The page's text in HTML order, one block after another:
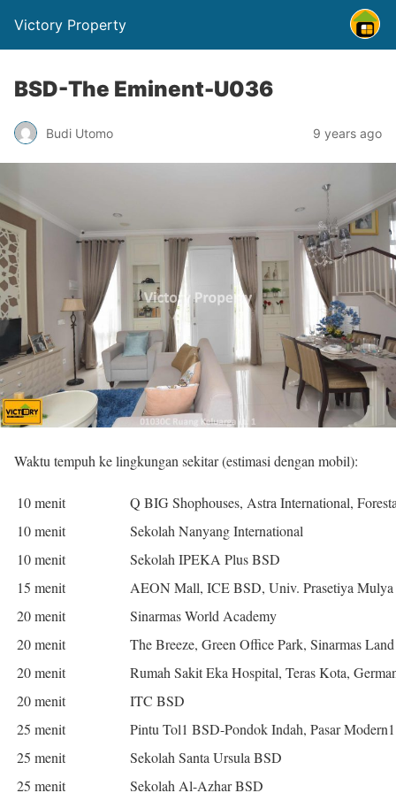
Victory Property
BSD-The Eminent-U036
Budi Utomo 9 years ago
Waktu tempuh ke lingkungan sekitar (estimasi dengan mobil):
10 menit
Q BIG Shophouses, Astra International,
10 menit
Sekolah Nanyang International
10 menit
Sekolah IPEKA Plus BSD
15 menit
AEON Mall, ICE BSD, Univ. Prasetiya Mulya
20 menit
Sinarmas World Academy
20 menit
The Breeze, Green Office Park, Sinarmas
20 menit
Rumah Sakit Eka Hospital, Teras Kota,
20 menit
ITC BSD
25 menit
Pintu Tol1 BSD-Pondok Indah, Pasar
25 menit
Sekolah Santa Ursula BSD
25 menit
Sekolah Al-Azhar BSD